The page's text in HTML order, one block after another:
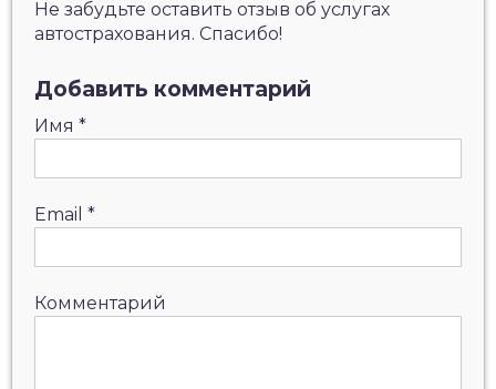
Не забудьте оставить отзыв об услугах
автострахования. Спасибо!
Добавить комментарий
Имя *
Email *
Комментарий